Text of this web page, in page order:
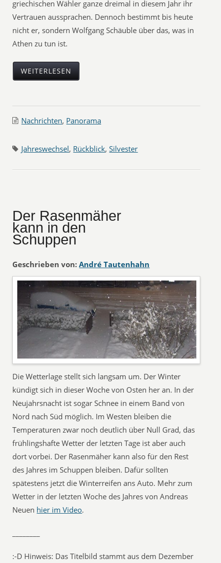
griechischen Wähler ganze dreimal in diesem Jahr ihr
Vertrauen aussprachen. Dennoch bestimmt bis heute
nicht er, sondern Wolfgang Schäuble über das, was in
Athen zu tun ist.
WEITERLESEN
Nachrichten, Panorama
Jahreswechsel, Rückblick,Silvester
Der Rasenmäher
kann in den
Schuppen
Geschrieben von: André Tautenhahn
Die Wetterlage stellt sich langsam um. Der Winter
kündigt sich in dieser Woche von Osten her an. In der
Neujahrsnacht ist sogar Schnee in einem Band von
Nord nach Süd möglich. Im Westen bleiben die
Temperaturen zwar noch deutlich über Null Grad, das
frühlingshafte Wetter der letzten Tage ist aber auch
dort vorbei. Der Rasenmäher kann also für den Rest
des Jahres im Schuppen bleiben. Dafür sollten
spätestens jetzt die Winterreifen ans Auto. Mehr zum
Wetter in der letzten Woche des Jahres von Andreas
Neuen hier im Video.
:-D Hinweis: Das Titelbild stammt aus dem Dezember